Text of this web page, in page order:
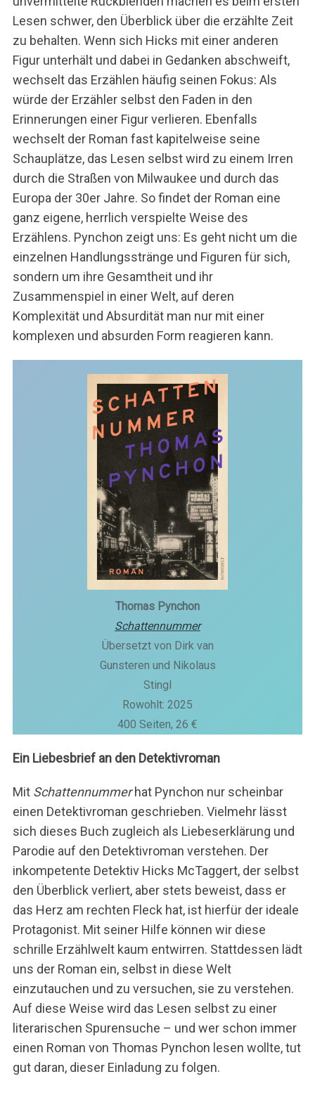
Lesen schwer, den Überblick über die erzählte Zeit
zu behalten. Wenn sich Hicks mit einer anderen
Figur unterhält und dabei in Gedanken abschweift,
wechselt das Erzählen häufig seinen Fokus: Als
würde der Erzähler selbst den Faden in den
Erinnerungen einer Figur verlieren. Ebenfalls
wechselt der Roman fast kapitelweise seine
Schauplätze, das Lesen selbst wird zu einem Irren
durch die Straßen von Milwaukee und durch das
Europa der 30er Jahre. So findet der Roman eine
ganz eigene, herrlich verspielte Weise des
Erzählens. Pynchon zeigt uns: Es geht nicht um die
einzelnen Handlungsstränge und Figuren für sich,
sondern um ihre Gesamtheit und ihr
Zusammenspiel in einer Welt, auf deren
Komplexität und Absurdität man nur mit einer
komplexen und absurden Form reagieren kann.
Thomas Pynchon
Schattennummer
Übersetzt von Dirk van
Gunsteren und Nikolaus
Stingl
Rowohlt: 2025
400 Seiten, 26 €
Ein Liebesbrief an den Detektivroman
Mit Schattennummerhat Pynchon nur scheinbar
einen Detektivroman geschrieben. Vielmehr lässt
sich dieses Buch zugleich als Liebeserklärung und
Parodie auf den Detektivroman verstehen. Der
inkompetente Detektiv Hicks McTaggert, der selbst
den Überblick verliert, aber stets beweist, dass er
das Herz am rechten Fleck hat, ist hierfür der ideale
Protagonist. Mit seiner Hilfe können wir diese
schrille Erzählwelt kaum entwirren. Stattdessen lädt
uns der Roman ein, selbst in diese Welt
einzutauchen und zu versuchen, sie zu verstehen.
Auf diese Weise wird das Lesen selbst zu einer
literarischen Spurensuche – und wer schon immer
einen Roman von Thomas Pynchon lesen wollte, tut
gut daran, dieser Einladung zu folgen.
e
n
a
h
: